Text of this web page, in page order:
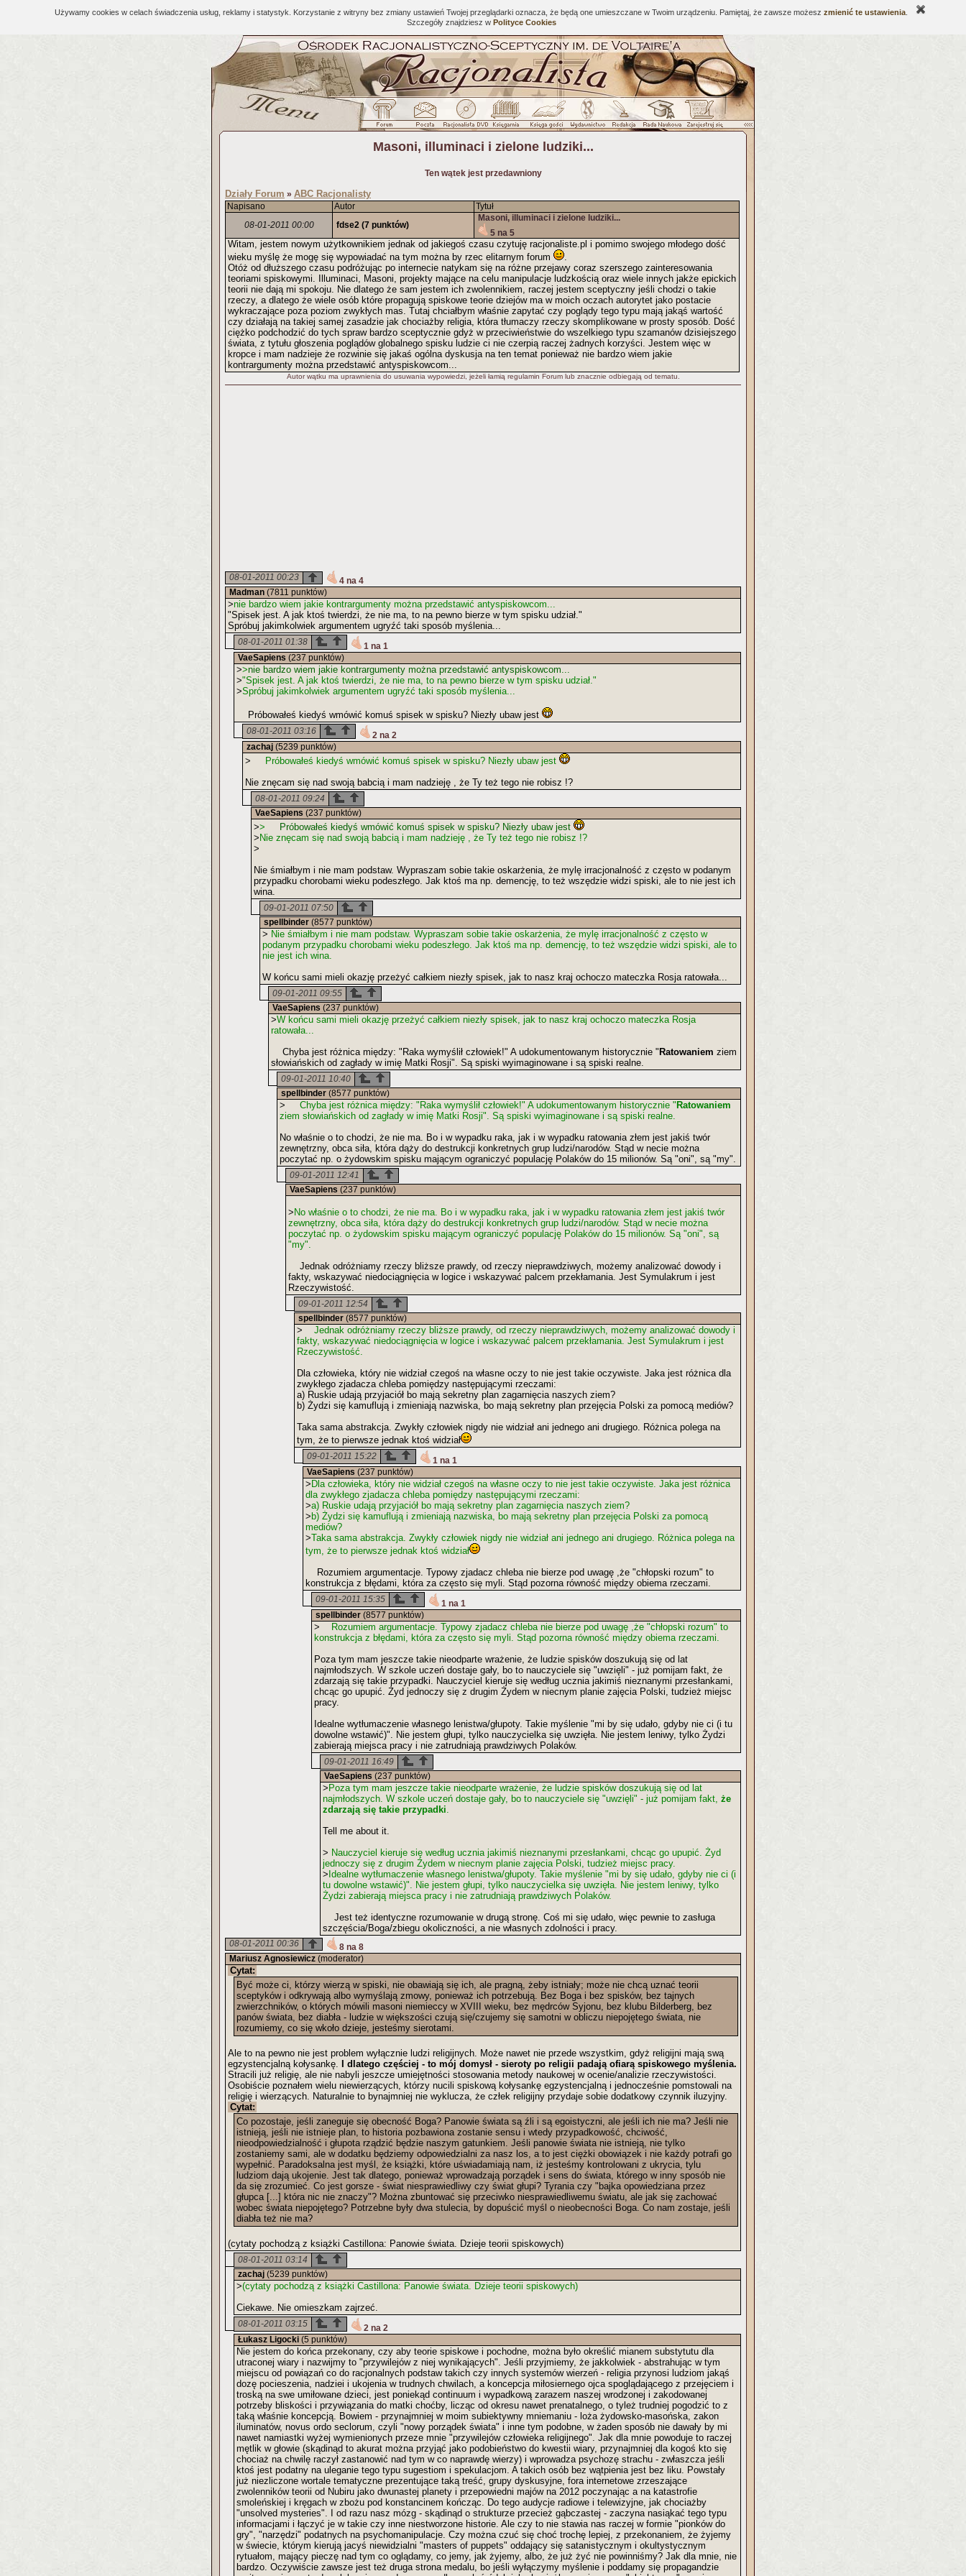
Używamy cookies w celach świadczenia usług, reklamy i statystyk. Korzystanie z witryny bez zmiany ustawień Twojej przeglądarki oznacza, że będą one umieszczane w Twoim urządzeniu. Pamiętaj, że zawsze możesz zmienić te ustawienia
Szczegóły znajdziesz w Polityce Cookies
Masoni, illuminaci i zielone ludziki...
Ten wątek jest przedawniony
Działy Forum » ABC Racjonalisty
Napisano Autor
Tytuł
08-01-2011 00:00
fdse2 (7 punktów)
Masoni, illuminaci i zielone ludziki...
5 na 5
Witam, jestem nowym użytkownikiem jednak od jakiegoś czasu czytuję racjonaliste.pl i pomimo swojego młodego dość
wieku myślę że mogę się wypowiadać na tym można by rzec elitarnym forum
.
Otóż od dłuższego czasu podróżując po internecie natykam się na różne przejawy coraz szerszego zainteresowania
teoriami spiskowymi. Illuminaci, Masoni, projekty mające na celu manipulacje ludzkością oraz wiele innych jakże epickich
teorii nie dają mi spokoju. Nie dlatego że sam jestem ich zwolennikiem, raczej jestem sceptyczny jeśli chodzi o takie
rzeczy, a dlatego że wiele osób które propagują spiskowe teorie dziejów ma w moich oczach autorytet jako postacie
wykraczające poza poziom zwykłych mas. Tutaj chciałbym właśnie zapytać czy poglądy tego typu mają jakąś wartość
czy działają na takiej samej zasadzie jak chociażby religia, która tłumaczy rzeczy skomplikowane w prosty sposób. Dość
ciężko podchodzić do tych spraw bardzo sceptycznie gdyż w przeciwieństwie do wszelkiego typu szamanów dzisiejszego
świata, z tytułu głoszenia poglądów globalnego spisku ludzie ci nie czerpią raczej żadnych korzyści. Jestem więc w
kropce i mam nadzieje że rozwinie się jakaś ogólna dyskusja na ten temat ponieważ nie bardzo wiem jakie
kontrargumenty można przedstawić antyspiskowcom...
Autor wątku ma uprawnienia do usuwania wypowiedzi, jeżeli łamią regulamin Forum lub znacznie odbiegają od tematu.
08-01-2011 00:23
4 na 4
Madman (7811 punktów)
>nie bardzo wiem jakie kontrargumenty można przedstawić antyspiskowcom...
"Spisek jest. A jak ktoś twierdzi, że nie ma, to na pewno bierze w tym spisku udział."
Spróbuj jakimkolwiek argumentem ugryźć taki sposób myślenia...
08-01-2011 01:38
1 na 1
VaeSapiens (237 punktów)
>>nie bardzo wiem jakie kontrargumenty można przedstawić antyspiskowcom...
>"Spisek jest. A jak ktoś twierdzi, że nie ma, to na pewno bierze w tym spisku udział."
>Spróbuj jakimkolwiek argumentem ugryźć taki sposób myślenia...
Próbowałeś kiedyś wmówić komuś spisek w spisku? Niezły ubaw jest
08-01-2011 03:16
2 na 2
zachaj (5239 punktów)
> Próbowałeś kiedyś wmówić komuś spisek w spisku? Niezły ubaw jest
Nie znęcam się nad swoją babcią i mam nadzieję , że Ty też tego nie robisz !?
08-01-2011 09:24
VaeSapiens (237 punktów)
>> Próbowałeś kiedyś wmówić komuś spisek w spisku? Niezły ubaw jest
> Nie znęcam się nad swoją babcią i mam nadzieję , że Ty też tego nie robisz !?
>
Nie śmiałbym i nie mam podstaw. Wypraszam sobie takie oskarżenia, że mylę irracjonalność z często w podanym
przypadku chorobami wieku podeszłego. Jak ktoś ma np. demencję, to też wszędzie widzi spiski, ale to nie jest ich
wina.
09-01-2011 07:50
spellbinder (8577 punktów)
> Nie śmiałbym i nie mam podstaw. Wypraszam sobie takie oskarżenia, że mylę irracjonalność z często w
podanym przypadku chorobami wieku podeszłego. Jak ktoś ma np. demencję, to też wszędzie widzi spiski, ale to
nie jest ich wina.
W końcu sami mieli okazję przeżyć całkiem niezły spisek, jak to nasz kraj ochoczo mateczka Rosja ratowała...
09-01-2011 09:55
VaeSapiens (237 punktów)
>W końcu sami mieli okazję przeżyć całkiem niezły spisek, jak to nasz kraj ochoczo mateczka Rosja
ratowała...
Chyba jest różnica między: "Raka wymyślił człowiek!" A udokumentowanym historycznie " Ratowaniem ziem
słowiańskich od zagłady w imię Matki Rosji". Są spiski wyimaginowane i są spiski realne.
09-01-2011 10:40
spellbinder (8577 punktów)
> Chyba jest różnica między: "Raka wymyślił człowiek!" A udokumentowanym historycznie " Ratowaniem
ziem słowiańskich od zagłady w imię Matki Rosji". Są spiski wyimaginowane i są spiski realne.
No właśnie o to chodzi, że nie ma. Bo i w wypadku raka, jak i w wypadku ratowania złem jest jakiś twór
zewnętrzny, obca siła, która dąży do destrukcji konkretnych grup ludzi/narodów. Stąd w necie można
poczytać np. o żydowskim spisku mającym ograniczyć populację Polaków do 15 milionów. Są "oni", są "my".
09-01-2011 12:41
VaeSapiens (237 punktów)
> No właśnie o to chodzi, że nie ma. Bo i w wypadku raka, jak i w wypadku ratowania złem jest jakiś twór
zewnętrzny, obca siła, która dąży do destrukcji konkretnych grup ludzi/narodów. Stąd w necie można
poczytać np. o żydowskim spisku mającym ograniczyć populację Polaków do 15 milionów. Są "oni", są
"my".
Jednak odróżniamy rzeczy bliższe prawdy, od rzeczy nieprawdziwych, możemy analizować dowody i
fakty, wskazywać niedociągnięcia w logice i wskazywać palcem przekłamania. Jest Symulakrum i jest
Rzeczywistość.
09-01-2011 12:54
spellbinder (8577 punktów)
> Jednak odróżniamy rzeczy bliższe prawdy, od rzeczy nieprawdziwych, możemy analizować dowody i
fakty, wskazywać niedociągnięcia w logice i wskazywać palcem przekłamania. Jest Symulakrum i jest
Rzeczywistość.
Dla człowieka, który nie widział czegoś na własne oczy to nie jest takie oczywiste. Jaka jest różnica dla
zwykłego zjadacza chleba pomiędzy następującymi rzeczami:
a) Ruskie udają przyjaciół bo mają sekretny plan zagarnięcia naszych ziem?
b) Żydzi się kamuflują i zmieniają nazwiska, bo mają sekretny plan przejęcia Polski za pomocą mediów?
Taka sama abstrakcja. Zwykły człowiek nigdy nie widział ani jednego ani drugiego. Różnica polega na
tym, że to pierwsze jednak ktoś widział
09-01-2011 15:22
1 na 1
VaeSapiens (237 punktów)
> Dla człowieka, który nie widział czegoś na własne oczy to nie jest takie oczywiste. Jaka jest różnica
dla zwykłego zjadacza chleba pomiędzy następującymi rzeczami:
>a) Ruskie udają przyjaciół bo mają sekretny plan zagarnięcia naszych ziem?
> b) Żydzi się kamuflują i zmieniają nazwiska, bo mają sekretny plan przejęcia Polski za pomocą
mediów?
>Taka sama abstrakcja. Zwykły człowiek nigdy nie widział ani jednego ani drugiego. Różnica polega na
tym, że to pierwsze jednak ktoś widział
Rozumiem argumentacje. Typowy zjadacz chleba nie bierze pod uwagę ,że "chłopski rozum" to
konstrukcja z błędami, która za często się myli. Stąd pozorna równość między obiema rzeczami.
09-01-2011 15:35
1 na 1
spellbinder (8577 punktów)
> Rozumiem argumentacje. Typowy zjadacz chleba nie bierze pod uwagę ,że "chłopski rozum" to
konstrukcja z błędami, która za często się myli. Stąd pozorna równość między obiema rzeczami.
Poza tym mam jeszcze takie nieodparte wrażenie, że ludzie spisków doszukują się od lat
najmłodszych. W szkole uczeń dostaje gały, bo to nauczyciele się "uwzięli" - już pomijam fakt, że
zdarzają się takie przypadki. Nauczyciel kieruje się według ucznia jakimiś nieznanymi przesłankami,
chcąc go upupić. Żyd jednoczy się z drugim Żydem w niecnym planie zajęcia Polski, tudzież miejsc
pracy.
Idealne wytłumaczenie własnego lenistwa/głupoty. Takie myślenie "mi by się udało, gdyby nie ci (i tu
dowolne wstawić)". Nie jestem głupi, tylko nauczycielka się uwzięła. Nie jestem leniwy, tylko Żydzi
zabierają miejsca pracy i nie zatrudniają prawdziwych Polaków.
09-01-2011 16:49
VaeSapiens (237 punktów)
> Poza tym mam jeszcze takie nieodparte wrażenie, że ludzie spisków doszukują się od lat
najmłodszych. W szkole uczeń dostaje gały, bo to nauczyciele się "uwzięli" - już pomijam fakt, że
zdarzają się takie przypadki.
Tell me about it.
> Nauczyciel kieruje się według ucznia jakimiś nieznanymi przesłankami, chcąc go upupić. Żyd
jednoczy się z drugim Żydem w niecnym planie zajęcia Polski, tudzież miejsc pracy.
> Idealne wytłumaczenie własnego lenistwa/głupoty. Takie myślenie "mi by się udało, gdyby nie ci (i
tu dowolne wstawić)". Nie jestem głupi, tylko nauczycielka się uwzięła. Nie jestem leniwy, tylko
Żydzi zabierają miejsca pracy i nie zatrudniają prawdziwych Polaków.
Jest też identyczne rozumowanie w drugą stronę. Coś mi się udało, więc pewnie to zasługa
szczęścia/Boga/zbiegu okoliczności, a nie własnych zdolności i pracy.
08-01-2011 00:36
8 na 8
Mariusz Agnosiewicz (moderator)
Cytat:
Być może ci, którzy wierzą w spiski, nie obawiają się ich, ale pragną, żeby istniały; może nie chcą uznać teorii
sceptyków i odkrywają albo wymyślają zmowy, ponieważ ich potrzebują. Bez Boga i bez spisków, bez tajnych
zwierzchników, o których mówili masoni niemieccy w XVIII wieku, bez mędrców Syjonu, bez klubu Bilderberg, bez
panów świata, bez diabła - ludzie w większości czują się/czujemy się samotni w obliczu niepojętego świata, nie
rozumiemy, co się wkoło dzieje, jesteśmy sierotami.
Ale to na pewno nie jest problem wyłącznie ludzi religijnych. Może nawet nie przede wszystkim, gdyż religijni mają swą
egzystencjalną kołysankę.
I dlatego częściej - to mój domysł - sieroty po religii padają ofiarą spiskowego myślenia.
Stracili już religię, ale nie nabyli jeszcze umiejętności stosowania metody naukowej w ocenie/analizie rzeczywistości.
Osobiście poznałem wielu niewierzących, którzy nucili spiskową kołysankę egzystencjalną i jednocześnie pomstowali na
religię i wierzących. Naturalnie to bynajmniej nie wyklucza, że człek religijny przydaje sobie dodatkowy czynnik iluzyjny.
Cytat:
Co pozostaje, jeśli zaneguje się obecność Boga? Panowie świata są źli i są egoistyczni, ale jeśli ich nie ma? Jeśli nie
istnieją, jeśli nie istnieje plan, to historia pozbawiona zostanie sensu i wtedy przypadkowość, chciwość,
nieodpowiedzialność i głupota rządzić będzie naszym gatunkiem. Jeśli panowie świata nie istnieją, nie tylko
zostaniemy sami, ale w dodatku będziemy odpowiedzialni za nasz los, a to jest ciężki obowiązek i nie każdy potrafi go
wypełnić. Paradoksalna jest myśl, że książki, które uświadamiają nam, iż jesteśmy kontrolowani z ukrycia, tylu
ludziom dają ukojenie. Jest tak dlatego, ponieważ wprowadzają porządek i sens do świata, którego w inny sposób nie
da się zrozumieć. Co jest gorsze - świat niesprawiedliwy czy świat głupi? Tyrania czy "bajka opowiedziana przez
głupca [...] która nic nie znaczy"? Można zbuntować się przeciwko niesprawiedliwemu światu, ale jak się zachować
wobec świata niepojętego? Potrzebne były dwa stulecia, by dopuścić myśl o nieobecności Boga. Co nam zostaje, jeśli
diabła też nie ma?
(cytaty pochodzą z książki Castillona: Panowie świata. Dzieje teorii spiskowych)
08-01-2011 03:14
zachaj (5239 punktów)
>(cytaty pochodzą z książki Castillona: Panowie świata. Dzieje teorii spiskowych)
Ciekawe. Nie omieszkam zajrzeć.
08-01-2011 03:15
2 na 2
Łukasz Ligocki (5 punktów)
Nie jestem do końca przekonany, czy aby teorie spiskowe i pochodne, można było określić mianem substytutu dla
utraconej wiary i nazwijmy to "przywilejów z niej wynikających". Jeśli przyjmiemy, że jakkolwiek - abstrahując w tym
miejscu od powiązań co do racjonalnych podstaw takich czy innych systemów wierzeń - religia przynosi ludziom jakąś
dozę pocieszenia, nadziei i ukojenia w trudnych chwilach, a koncepcja miłosiernego ojca spoglądającego z przejęciem i
troską na swe umiłowane dzieci, jest poniekąd continuum i wypadkową zarazem naszej wrodzonej i zakodowanej
potrzeby bliskości i przywiązania do matki choćby, licząc od okresu nawet prenatalnego, o tyleż trudniej pogodzić to z
taką właśnie koncepcją. Bowiem - przynajmniej w moim subiektywny mniemaniu - loża żydowsko-masońska, zakon
iluminatów, novus ordo seclorum, czyli "nowy porządek świata" i inne tym podobne, w żaden sposób nie dawały by mi
nawet namiastki wyżej wymienionych przeze mnie "przywilejów człowieka religijnego". Jak dla mnie powoduje to raczej
mętlik w głowie (skądinąd to akurat można przyjąć jako podobieństwo do kwestii wiary, przynajmniej dla kogoś kto się
chociaż na chwilę raczył zastanowić nad tym w co naprawdę wierzy) i wprowadza psychozę strachu - zwłaszcza jeśli
ktoś jest podatny na uleganie tego typu sugestiom i spekulacjom. A takich osób bez wątpienia jest bez liku. Powstały
już niezliczone wortale tematyczne prezentujące taką treść, grupy dyskusyjne, fora internetowe zrzeszające
zwolenników teorii od Nubiru jako dwunastej planety i przepowiedni majów na 2012 poczynając a na katastrofie
smoleńskiej i kręgach w zbożu pod konstancinem kończąc. Do tego audycje radiowe i telewizyjne, jak chociażby
"unsolved mysteries". I od razu nasz mózg - skądinąd o strukturze przecież gąbczastej - zaczyna nasiąkać tego typu
informacjami i łączyć je w takie czy inne niestworzone historie. Ale czy to nie stawia nas raczej w formie "pionków do
gry", "narzędzi" podatnych na psychomanipulacje. Czy można czuć się choć trochę lepiej, z przekonaniem, że żyjemy
w świecie, którym kierują jacyś niewidzialni "masters of puppets" oddający się satanistycznym i okultystycznym
rytuałom, mający pieczę nad tym co oglądamy, co jemy, jak żyjemy, albo, że już żyć nie powinniśmy? Jak dla mnie, nie
bardzo. Oczywiście zawsze jest też druga strona medalu, bo jeśli wyłączymy myślenie i poddamy się propagandzie